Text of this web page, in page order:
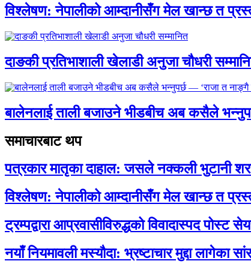
विश्लेषण: नेपालीको आम्दानीसँग मेल खान्छ त
दाङकी प्रतिभाशाली खेलाडी अनुजा चौधरी
बालेनलाई ताली बजाउने भीडबीच अब कसैले
समाचारबाट थप
पत्रकार मातृका दाहाल: जसले नक्कली भुटानी
विश्लेषण: नेपालीको आम्दानीसँग मेल खान्छ त
ट्रम्पद्वारा आप्रवासीविरुद्धको विवादास्पद पोस्ट
नयाँ नियमावली मस्यौदा: भ्रष्टाचार मुद्दा लागेका